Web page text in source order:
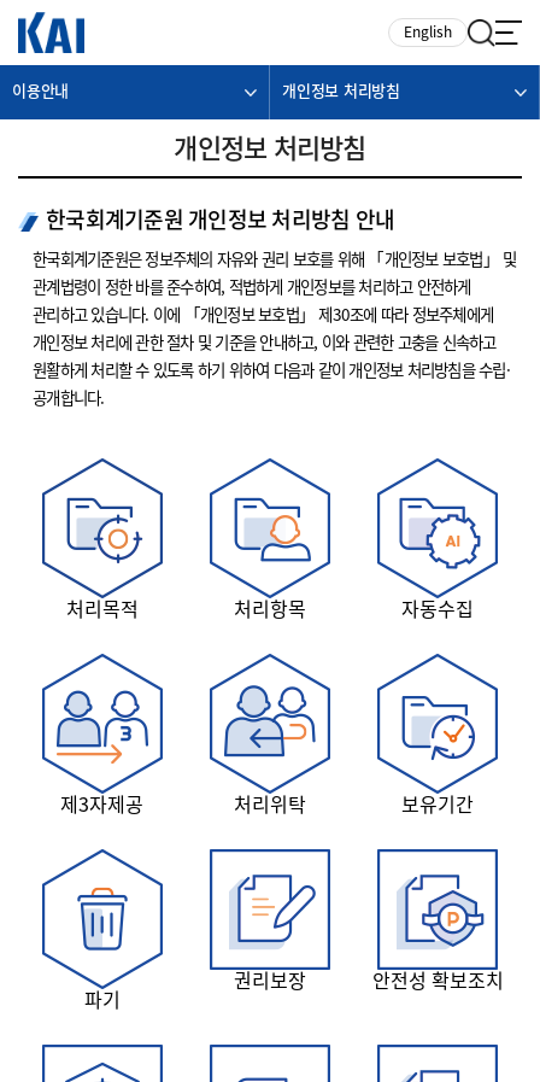
English
이용안내 개인정보 처리방침
개인정보 처리방침
한국회계기준원 개인정보 처리방침 안내
한국회계기준원은 정보주체의 자유와 권리 보호를 위해 「개인정보 보호법」 및
관계법령이 정한 바를 준수하여, 적법하게 개인정보를 처리하고 안전하게
관리하고 있습니다. 이에 「개인정보 보호법」 제30조에 따라 정보주체에게
개인정보 처리에 관한 절차 및 기준을 안내하고, 이와 관련한 고충을 신속하고
원활하게 처리할 수 있도록 하기 위하여 다음과 같이 개인정보 처리방침을 수립·
공개합니다.
처리목적 처리항목 자동수집
제3자제공 처리위탁 보유기간
파기
권리보장 안전성 확보조치